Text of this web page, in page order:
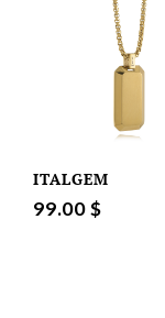
ITALGEM
99.00 $